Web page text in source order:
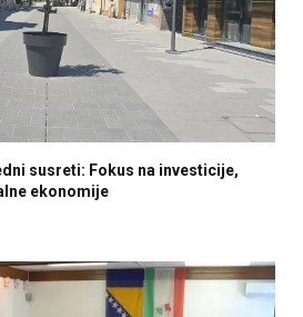
susreti: Fokus na investicije,
ekonomije